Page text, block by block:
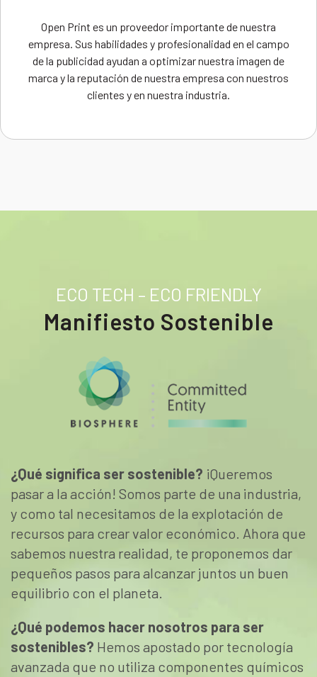
Open Print es un proveedor importante de nuestra
empresa. Sus habilidades y profesionalidad en el campo
de la publicidad ayudan a optimizar nuestra imagen de
marca y la reputación de nuestra empresa con nuestros
clientes y en nuestra industria.
ECO TECH – ECO FRIENDLY
Manifiesto Sostenible
¿Qué significa ser sostenible? ¡Queremos
pasar a la acción! Somos parte de una industria,
y como tal necesitamos de la explotación de
recursos para crear valor económico. Ahora que
sabemos nuestra realidad, te proponemos dar
pequeños pasos para alcanzar juntos un buen
equilibrio con el planeta.
¿Qué podemos hacer nosotros para ser
sostenibles? Hemos apostado por tecnología
avanzada que no utiliza componentes químicos